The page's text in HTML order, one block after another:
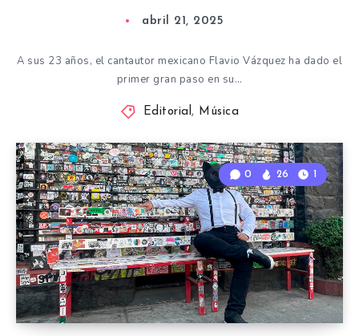
abril 21, 2025
A sus 23 años, el cantautor mexicano Flavio Vázquez ha dado el
primer gran paso en su…
Editorial, Música
0 26 1